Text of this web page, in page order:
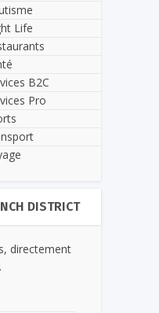
Life
B2C
Pro
DISTRICT
directement